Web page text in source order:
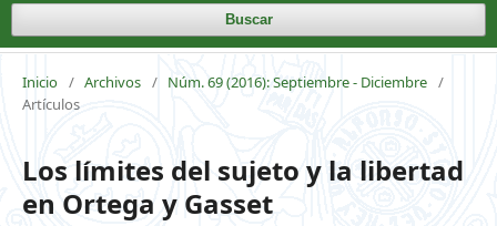
Buscar
Inicio / Archivos / Núm. 69 (2016): Septiembre - Diciembre /
Artículos
Los límites del sujeto y la libertad
en Ortega y Gasset